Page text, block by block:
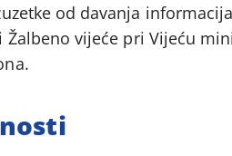
od davanja
vijeće pri Vijeću